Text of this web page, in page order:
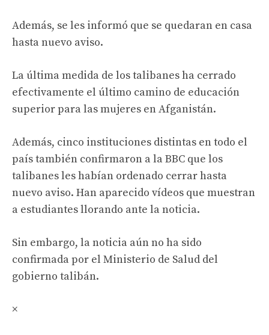
Además, se les informó que se quedaran en casa
hasta nuevo aviso.
La última medida de los talibanes ha cerrado
efectivamente el último camino de educación
superior para las mujeres en Afganistán.
Además, cinco instituciones distintas en todo el
país también confirmaron a la BBC que los
talibanes les habían ordenado cerrar hasta
nuevo aviso. Han aparecido vídeos que muestran
a estudiantes llorando ante la noticia.
Sin embargo, la noticia aún no ha sido
confirmada por el Ministerio de Salud del
gobierno talibán.
×